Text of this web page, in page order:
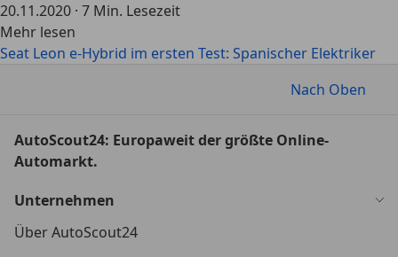
20.11.2020 · 7 Min. Lesezeit
Mehr lesen
Seat Leon e-Hybrid im ersten Test: Spanischer Elektriker
Nach Oben
AutoScout24: Europaweit der größte Online-
Automarkt.
Unternehmen
Über AutoScout24